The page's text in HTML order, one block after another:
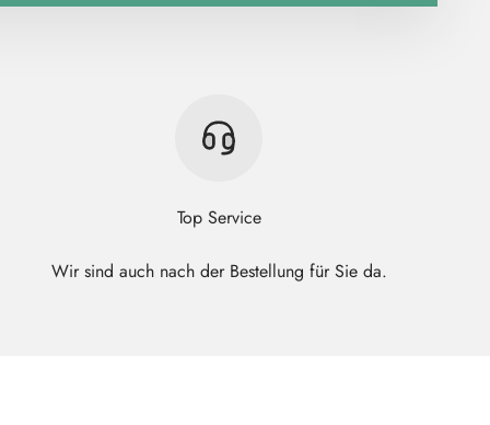
Top Service
Wir sind auch nach der Bestellung für Sie da.